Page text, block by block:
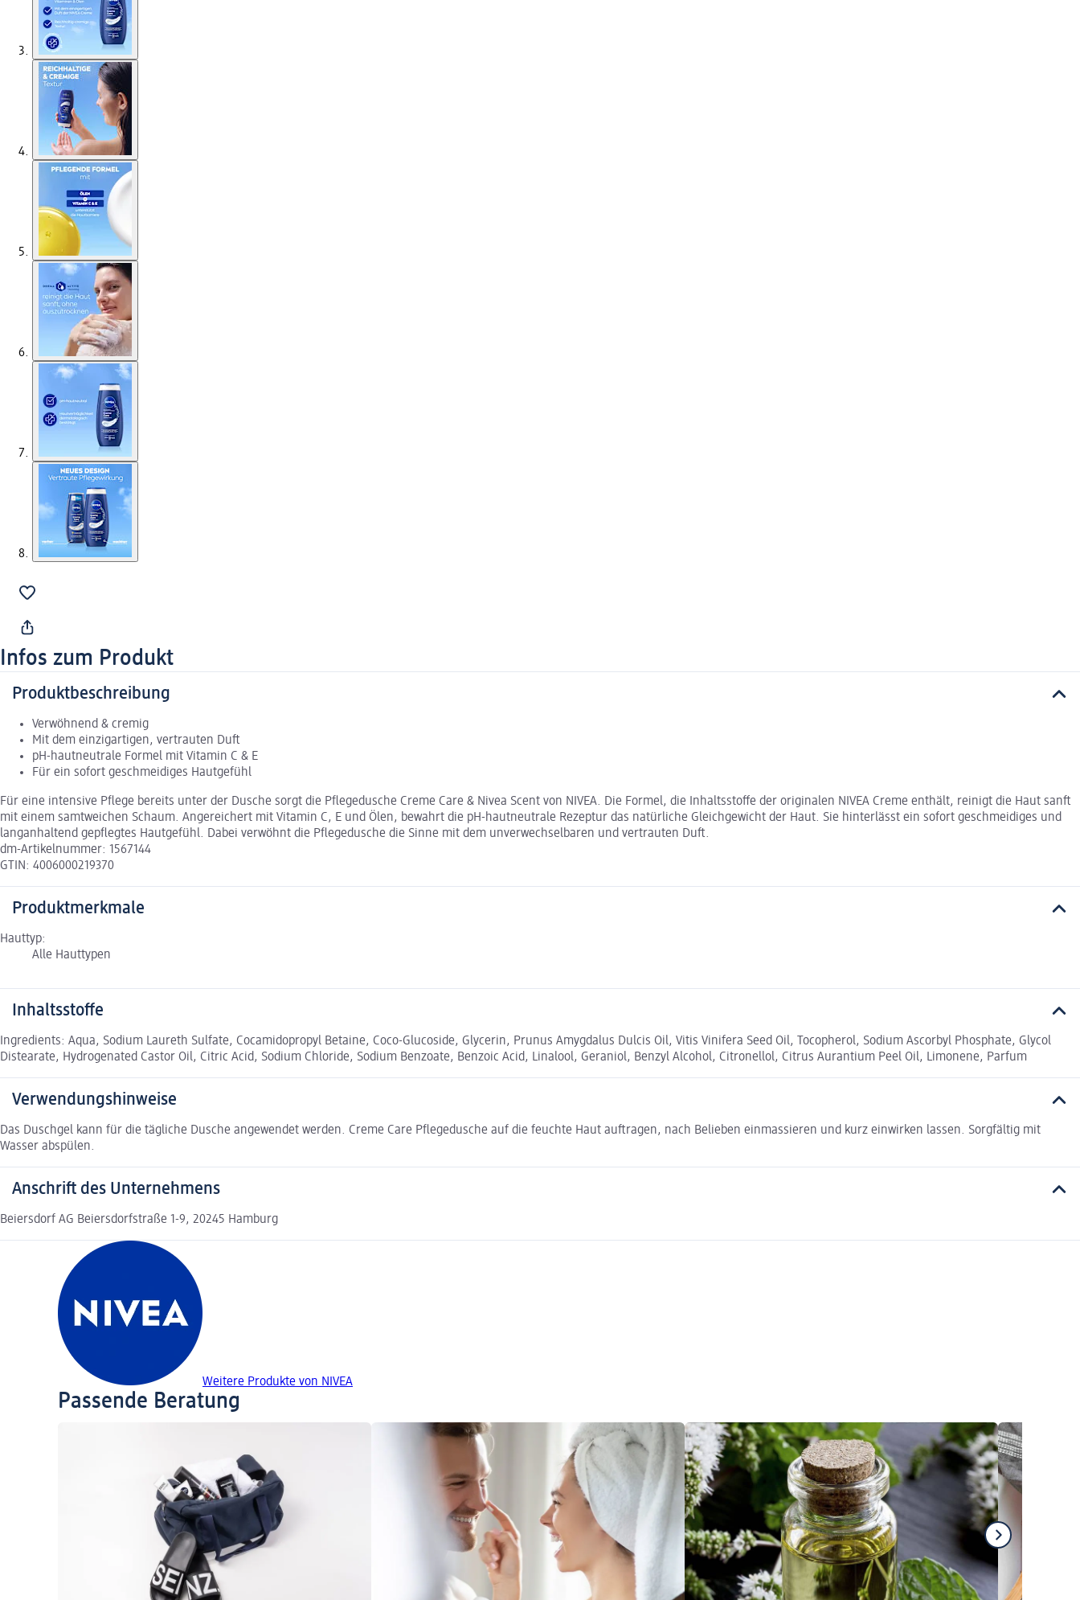
Infos zum Produkt
Produktbeschreibung
Verwöhnend & cremig
Mit dem einzigartigen, vertrauten Duft
pH-hautneutrale Formel mit Vitamin C & E
Für ein sofort geschmeidiges Hautgefühl
Für eine intensive Pflege bereits unter der Dusche sorgt die Pflegedusche Creme Care & Nivea Scent von NIVEA. Die Formel, die Inhaltsstoffe der originalen NIVEA Creme enthält, reinigt die Haut sanft
mit einem samtweichen Schaum. Angereichert mit Vitamin C, E und Ölen, bewahrt die pH-hautneutrale Rezeptur das natürliche Gleichgewicht der Haut. Sie hinterlässt ein sofort geschmeidiges und
langanhaltend gepflegtes Hautgefühl. Dabei verwöhnt die Pflegedusche die Sinne mit dem unverwechselbaren und vertrauten Duft.
dm-Artikelnummer: 1567144
GTIN: 4006000219370
Produktmerkmale
Hauttyp:
Alle Hauttypen
Inhaltsstoffe
Ingredients: Aqua, Sodium Laureth Sulfate, Cocamidopropyl Betaine, Coco-Glucoside, Glycerin, Prunus Amygdalus Dulcis Oil, Vitis Vinifera Seed Oil, Tocopherol, Sodium Ascorbyl Phosphate, Glycol
Distearate, Hydrogenated Castor Oil, Citric Acid, Sodium Chloride, Sodium Benzoate, Benzoic Acid, Linalool, Geraniol, Benzyl Alcohol, Citronellol, Citrus Aurantium Peel Oil, Limonene, Parfum
Verwendungshinweise
Das Duschgel kann für die tägliche Dusche angewendet werden. Creme Care Pflegedusche auf die feuchte Haut auftragen, nach Belieben einmassieren und kurz einwirken lassen. Sorgfältig mit
Wasser abspülen.
Anschrift des Unternehmens
Beiersdorf AG Beiersdorfstraße 1-9, 20245 Hamburg
Weitere Produkte von NIVEA
Passende Beratung